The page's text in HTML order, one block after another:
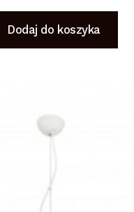
Dodaj do koszyka